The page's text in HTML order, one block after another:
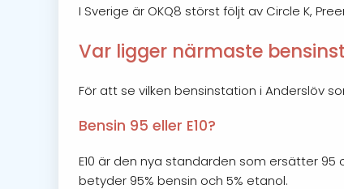
I Sverige är OKQ8 störst följt av Circle K,
Var ligger närmaste
För att se vilken bensinstation i Anderslöv
Bensin 95 eller E10?
E10 är den nya standarden som ersätter
betyder 95% bensin och 5% etanol.